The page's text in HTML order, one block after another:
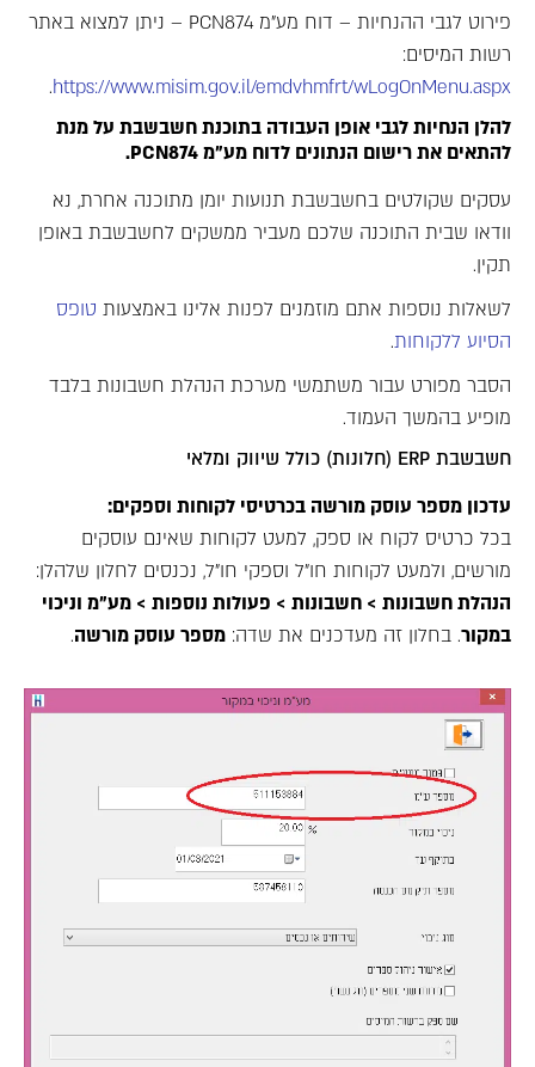
פירוט לגבי ההנחיות – דוח מע"מ PCN874 – ניתן למצוא באתר
רשות המיסים:
https://www.misim.gov.il/emdvhmfrt/wLogOnMenu.aspx
.
להלן הנחיות לגבי אופן העבודה בתוכנת חשבשבת על מנת
להתאים את רישום הנתונים לדוח מע"מ PCN874.
עסקים שקולטים בחשבשבת תנועות יומן מתוכנה אחרת, נא
וודאו שבית התוכנה שלכם מעביר ממשקים לחשבשבת באופן
תקין.
לשאלות נוספות אתם מוזמנים לפנות אלינו באמצעות טופס
הסיוע ללקוחות.
הסבר מפורט עבור משתמשי מערכת הנהלת חשבונות בלבד
מופיע בהמשך העמוד.
חשבשבת ERP (חלונות) כולל שיווק ומלאי
עדכון מספר עוסק מורשה בכרטיסי לקוחות וספקים:
בכל כרטיס לקוח או ספק, למעט לקוחות שאינם עוסקים
מורשים, ולמעט לקוחות חו"ל וספקי חו"ל, נכנסים לחלון שלהלן:
הנהלת חשבונות > חשבונות > פעולות נוספות > מע"מ וניכוי
במקור. בחלון זה מעדכנים את שדה: מספר עוסק מורשה.